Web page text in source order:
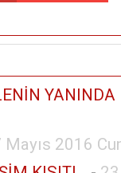
Mayıs 2016